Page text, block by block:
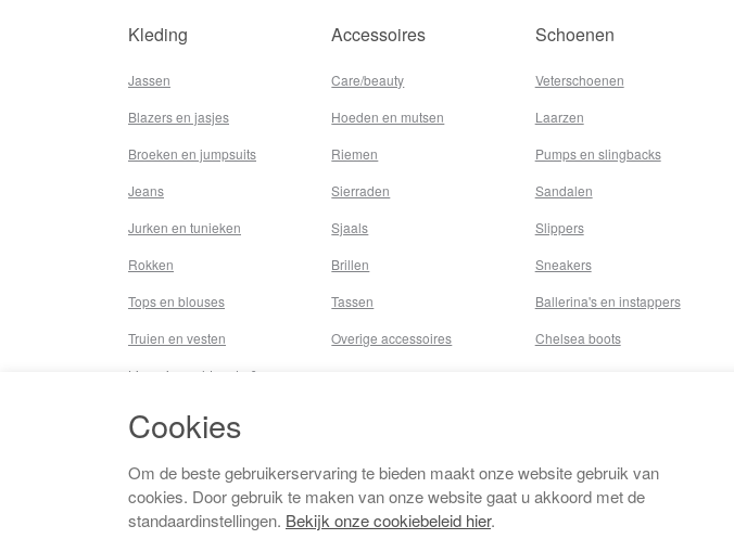
Kleding
Jassen
Blazers en jasjes
Broeken en jumpsuits
Jeans
Jurken en tunieken
Rokken
Tops en blouses
Truien en vesten
Lingerie,nachtmode &
Badkleding
Beenmode
Vermaakkosten
Accessoires
Care/beauty
Hoeden en mutsen
Riemen
Sierraden
Sjaals
Brillen
Tassen
Overige accessoires
Schoenen
Veterschoenen
Laarzen
Pumps en slingbacks
Sandalen
Slippers
Sneakers
Ballerina's en instappers
Chelsea boots
Cookies
Om de beste gebruikerservaring te bieden maakt onze website gebruik van
cookies. Door gebruik te maken van onze website gaat u akkoord met de
standaardinstellingen. Bekijk onze cookiebeleid hier.